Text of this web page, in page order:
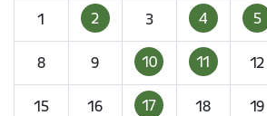
1
2 3 4 5
8 9 10 11 12
15 16 17 18 19